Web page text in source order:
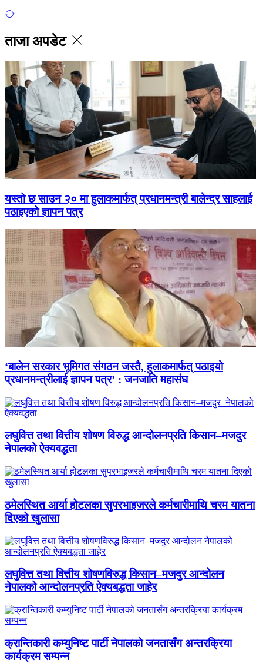
ताजा अपडेट
यस्तो छ साउन २० मा हुलाकमार्फत् प्रधानमन्त्री बालेन्द्र साहलाई
पठाइएको ज्ञापन पत्र
‘बालेन सरकार भूमिगत संगठन जस्तै, हुलाकमार्फत् पठाइयो
प्रधानमन्त्रीलाई ज्ञापन पत्र’ : जनजाति महासंघ
लघुवित्त तथा वित्तीय शोषण विरुद्ध आन्दोलनप्रति किसान–मजदुर
नेपालको ऐक्यवद्धता
ठमेलस्थित आर्या होटलका सुपरभाइजरले कर्मचारीमाथि चरम यातना
दिएको खुलासा
लघुवित्त तथा वित्तीय शोषणविरुद्ध किसान–मजदुर आन्दोलन
नेपालको आन्दोलनप्रति ऐक्यबद्धता जाहेर
क्रान्तिकारी कम्युनिष्ट पार्टी नेपालको जनतासँग अन्तरक्रिया
कार्यक्रम सम्पन्न